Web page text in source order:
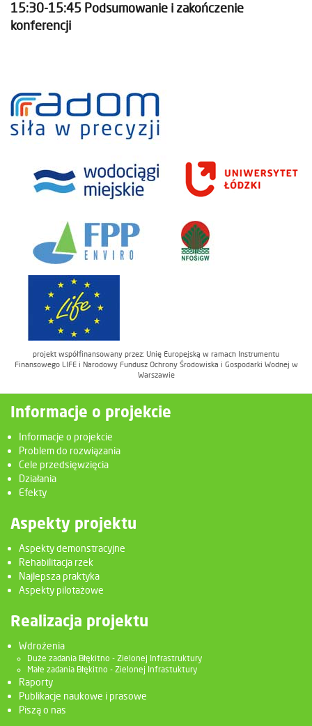
15:30-15:45 Podsumowanie i zakończenie
konferencji
projekt współfinansowany przez: Unię Europejską w ramach Instrumentu
Finansowego LIFE i Narodowy Fundusz Ochrony Środowiska i Gospodarki Wodnej w
Warszawie
Informacje o projekcie
Informacje o projekcie
Problem do rozwiązania
Cele przedsięwzięcia
Działania
Efekty
Aspekty projektu
Aspekty demonstracyjne
Rehabilitacja rzek
Najlepsza praktyka
Aspekty pilotażowe
Realizacja projektu
Wdrożenia
Duże zadania Błękitno - Zielonej Infrastruktury
Małe zadania Błękitno - Zielonej Infrastuktury
Raporty
Publikacje naukowe i prasowe
Piszą o nas